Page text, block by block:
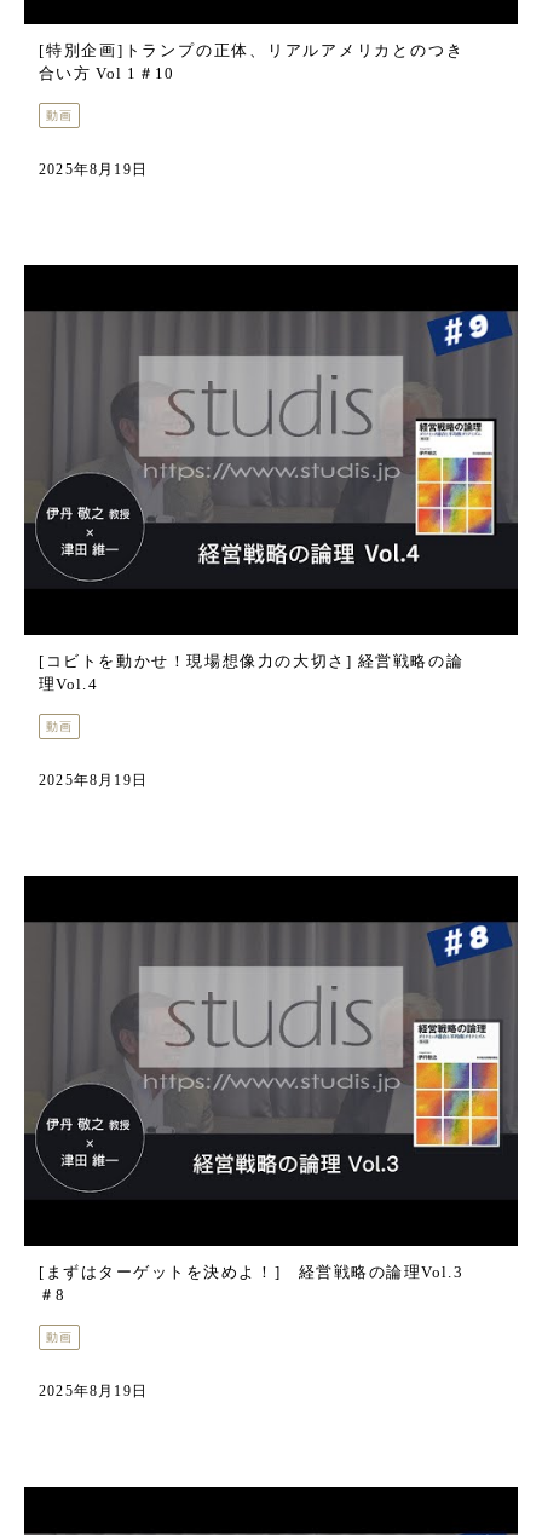
[特別企画]トランプの正体、リアルアメリカとのつき
合い方 Vol 1＃10
動画
2025年8月19日
[コビトを動かせ！現場想像力の大切さ] 経営戦略の論
理Vol.4
動画
2025年8月19日
[まずはターゲットを決めよ！] 経営戦略の論理Vol.3
＃8
動画
2025年8月19日